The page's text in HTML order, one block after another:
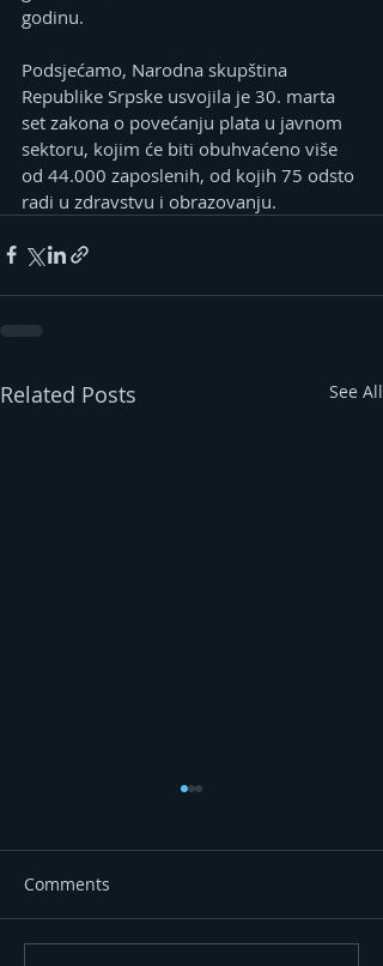
godinu.
Podsjećamo, Narodna skupština
Republike Srpske usvojila je 30. marta
set zakona o povećanju plata u javnom
sektoru, kojim će biti obuhvaćeno više
od 44.000 zaposlenih, od kojih 75 odsto
radi u zdravstvu i obrazovanju.
Related Posts See All
Comments